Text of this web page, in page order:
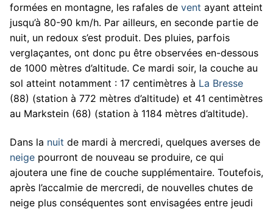
formées en montagne, les rafales de vent ayant atteint
jusqu’à 80-90 km/h. Par ailleurs, en seconde partie de
nuit, un redoux s’est produit. Des pluies, parfois
verglaçantes, ont donc pu être observées en-dessous
de 1000 mètres d’altitude. Ce mardi soir, la couche au
sol atteint notamment : 17 centimètres à La Bresse
(88) (station à 772 mètres d’altitude) et 41 centimètres
au Markstein (68) (station à 1184 mètres d’altitude).
Dans la nuit de mardi à mercredi, quelques averses de
neige pourront de nouveau se produire, ce qui
ajoutera une fine de couche supplémentaire. Toutefois,
après l’accalmie de mercredi, de nouvelles chutes de
neige plus conséquentes sont envisagées entre jeudi